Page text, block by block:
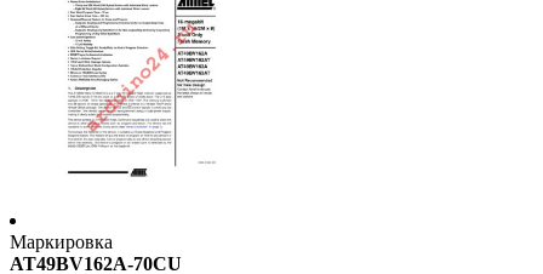
Маркировка
AT49BV162A-70CU